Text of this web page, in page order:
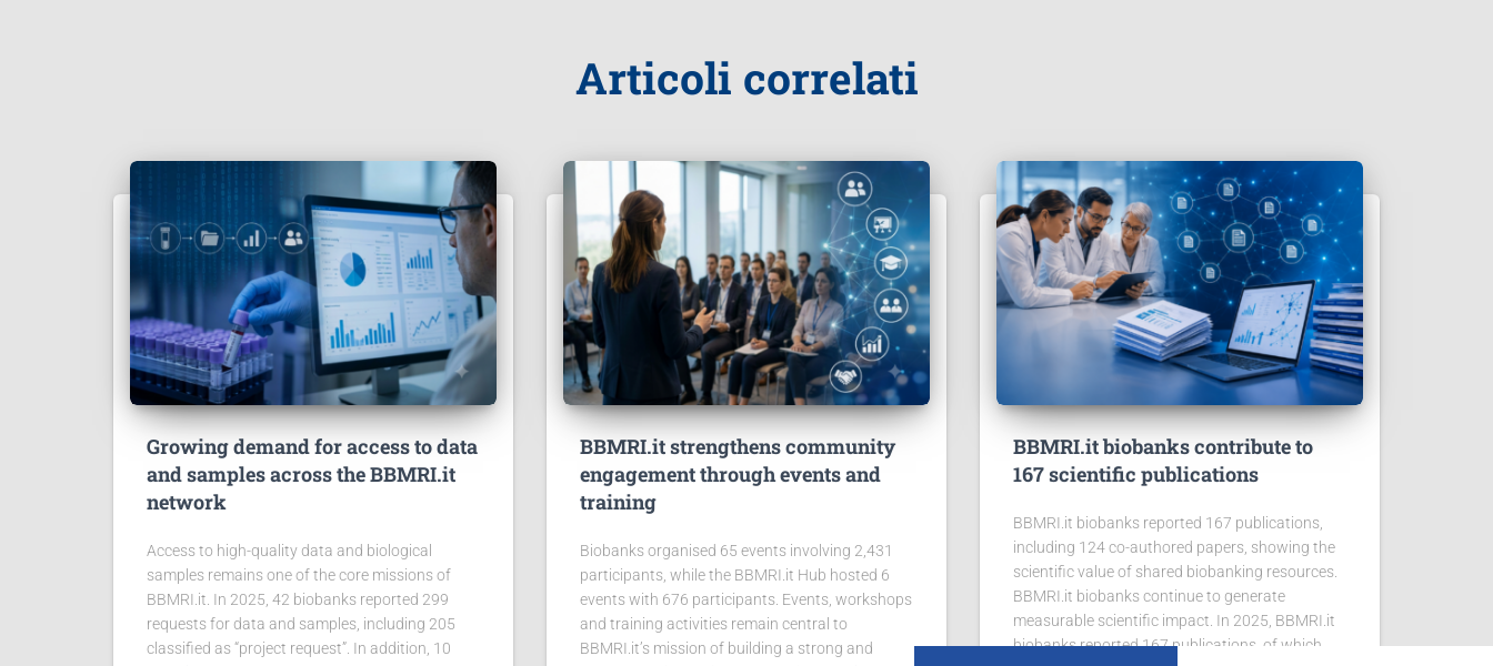
Articoli correlati
Growing demand for access to data
and samples across the BBMRI.it
network
Access to high-quality data and biological
samples remains one of the core missions of
BBMRI.it. In 2025, 42 biobanks reported 299
requests for data and samples, including 205
classified as “project request”. In addition, 10
BBMRI.it strengthens community
engagement through events and
training
Biobanks organised 65 events involving 2,431
participants, while the BBMRI.it Hub hosted 6
events with 676 participants. Events, workshops
and training activities remain central to
BBMRI.it’s mission of building a strong and
BBMRI.it biobanks contribute to
167 scientific publications
BBMRI.it biobanks reported 167 publications,
including 124 co-authored papers, showing the
scientific value of shared biobanking resources.
BBMRI.it biobanks continue to generate
measurable scientific impact. In 2025, BBMRI.it
biobanks reported 167 publications, of which